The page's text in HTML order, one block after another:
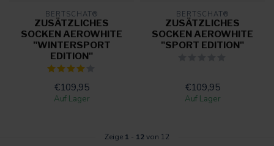
BERTSCHAT®
ZUSÄTZLICHES
SOCKEN AEROWHITE
"WINTERSPORT
EDITION"
€109,95
Auf Lager
BERTSCHAT®
ZUSÄTZLICHES
SOCKEN AEROWHITE
"SPORT EDITION"
€109,95
Auf Lager
Zeige 1 - 12von 12